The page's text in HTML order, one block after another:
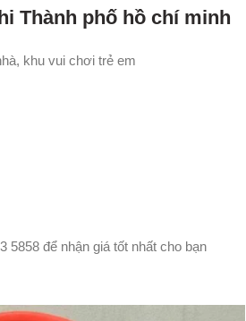
Thành phố hồ chí minh
khu vui chơi trẻ em
5858 để nhận giá tốt nhất cho bạn